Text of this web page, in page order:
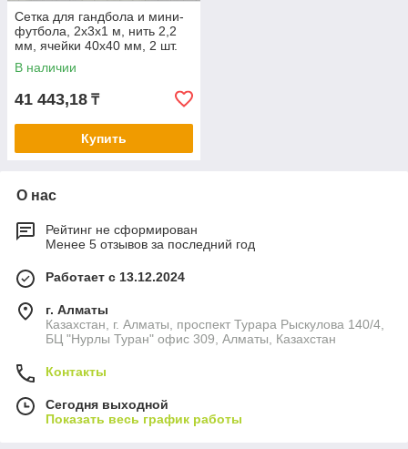
Сетка для гандбола и мини-
футбола, 2х3х1 м, нить 2,2
мм, ячейки 40х40 мм, 2 шт.
В наличии
41 443,18 ₸
Купить
О нас
Рейтинг не сформирован
Менее 5 отзывов за последний год
Работает с 13.12.2024
г. Алматы
Казахстан, г. Алматы, проспект Турара Рыскулова 140/4,
БЦ "Нурлы Туран" офис 309, Алматы, Казахстан
Контакты
Сегодня выходной
Показать весь график работы